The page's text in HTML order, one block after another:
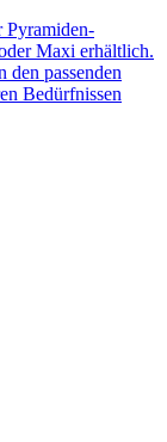
Pyramiden-
Maxi erhältlich.
den passenden
Bedürfnissen